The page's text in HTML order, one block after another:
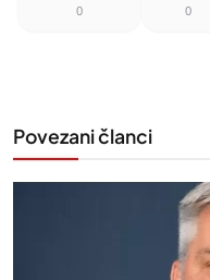
0 0
Povezani članci